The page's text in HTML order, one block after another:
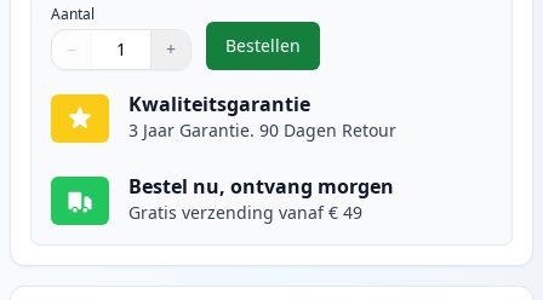
Aantal
Gebruik de knoppen om aan te passen
− +
1
Bestellen
,5 stuks Brother LC1100
Kwaliteitsgarantie
3 Jaar Garantie. 90 Dagen Retour
Bestel nu, ontvang morgen
Gratis verzending vanaf € 49